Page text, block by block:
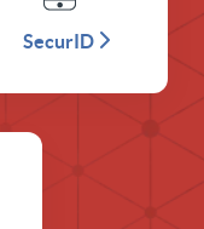
SecurID